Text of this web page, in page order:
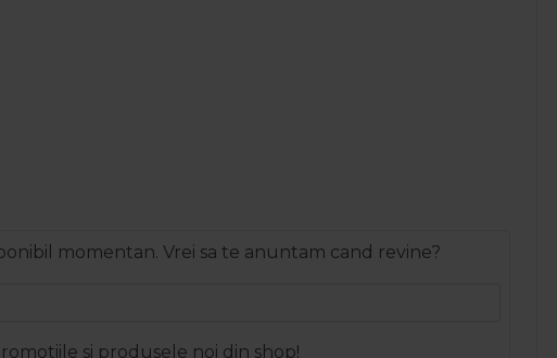
momentan. Vrei sa te anuntam cand revine?
si produsele noi din shop!